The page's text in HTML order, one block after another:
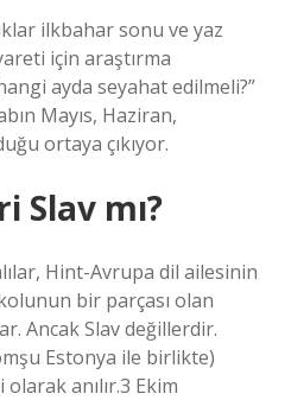
ilkbahar sonu ve yaz
için araştırma
ayda seyahat edilmeli?”
Mayıs, Haziran,
ortaya çıkıyor.
Slav mı?
Hint-Avrupa dil ailesinin
bir parçası olan
Ancak Slav değillerdir.
Estonya ile birlikte)
anılır.3 Ekim